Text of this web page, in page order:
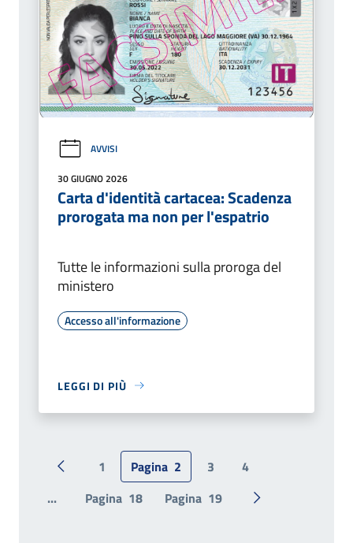
AVVISI
30 GIUGNO 2026
Carta d'identità cartacea: Scadenza
prorogata ma non per l'espatrio
Tutte le informazioni sulla proroga del
ministero
Accesso all'informazione
LEGGI DI PIÙ
Pagina precedente
1 Pagina 2 3
4
...
Pagina 18 Pagina 19 Pagina